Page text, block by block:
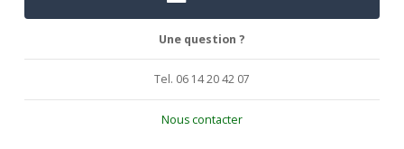
Une question ?
Tel. 06 14 20 42 07
Nous contacter